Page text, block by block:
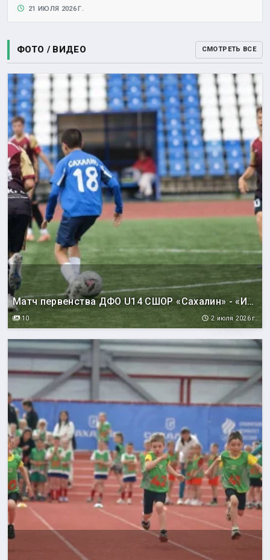
21 ИЮЛЯ 2026 Г.
ФОТО / ВИДЕО СМОТРЕТЬ ВСЕ
Матч первенства ДФО U14 СШОР «Сахалин» - «Искра-2» (Комсомольск-на-Амуре)
10 2 июля 2026 г.